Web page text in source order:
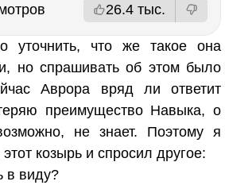
26.4 тыс.
уточнить, что же такое она
но спрашивать об этом было
Аврора вряд ли ответит
преимущество Навыка, о
не знает. Поэтому я
козырь и спросил другое:
виду?